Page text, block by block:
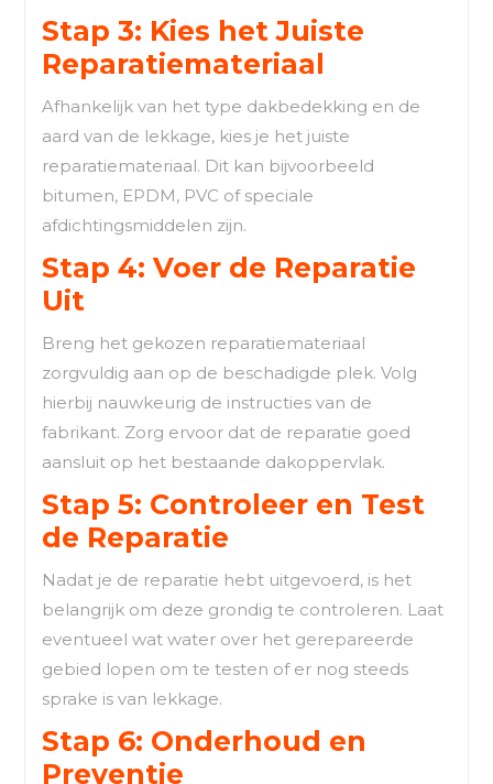
Stap 3: Kies het Juiste
Reparatiemateriaal
Afhankelijk van het type dakbedekking en de
aard van de lekkage, kies je het juiste
reparatiemateriaal. Dit kan bijvoorbeeld
bitumen, EPDM, PVC of speciale
afdichtingsmiddelen zijn.
Stap 4: Voer de Reparatie
Uit
Breng het gekozen reparatiemateriaal
zorgvuldig aan op de beschadigde plek. Volg
hierbij nauwkeurig de instructies van de
fabrikant. Zorg ervoor dat de reparatie goed
aansluit op het bestaande dakoppervlak.
Stap 5: Controleer en Test
de Reparatie
Nadat je de reparatie hebt uitgevoerd, is het
belangrijk om deze grondig te controleren. Laat
eventueel wat water over het gerepareerde
gebied lopen om te testen of er nog steeds
sprake is van lekkage.
Stap 6: Onderhoud en
Preventie